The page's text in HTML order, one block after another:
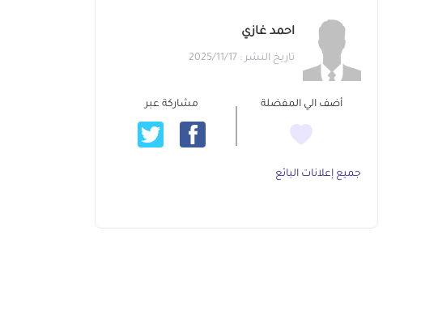
احمد غازي
تاريخ النشر : 2025/11/17
أضف الي المفضلة مشاركة عبر
جميع إعلانات البائع